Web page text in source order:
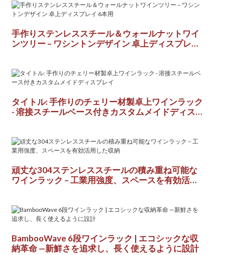
‌手作りステンレススチール＆ウォールナットワイ
ンツリー – ワシントンデザイン 卓上ディスプレイ
タイトル: 手作りのチェリー材製卓上ワインラック
- 溶接スチールベース付きカスタムメイドディス
頑丈な304ステンレススチールの積み重ね可能な
ワインラック – 工業用強度、スペースを有効活用
‌BambooWave 6段ワインラック | エコシックな収
納革命‌ ‌—新鮮さを追求し、長く使えるように設計